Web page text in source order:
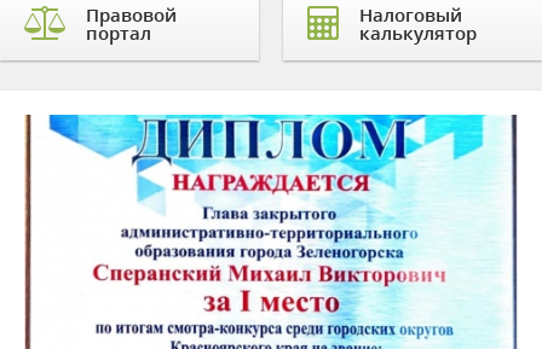
Правовой
портал
Налоговый
калькулятор